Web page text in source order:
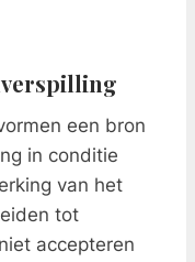
een bron
in conditie
van het
tot
accepteren